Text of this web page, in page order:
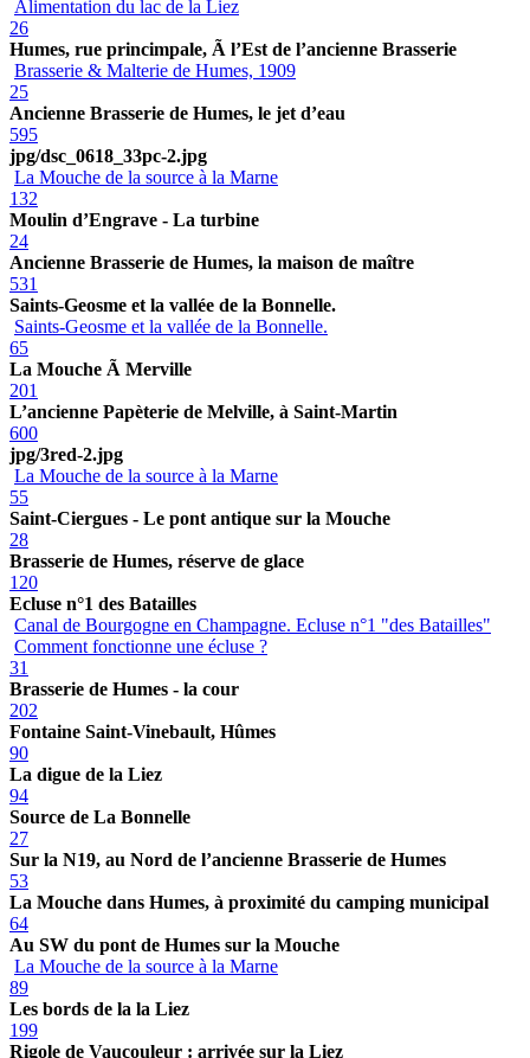
Alimentation du lac de la Liez
26
Humes, rue princimpale, Ã l’Est de l’ancienne Brasserie
Brasserie & Malterie de Humes, 1909
25
Ancienne Brasserie de Humes, le jet d’eau
595
jpg/dsc_0618_33pc-2.jpg
La Mouche de la source à la Marne
132
Moulin d’Engrave - La turbine
24
Ancienne Brasserie de Humes, la maison de maître
531
Saints-Geosme et la vallée de la Bonnelle.
Saints-Geosme et la vallée de la Bonnelle.
65
La Mouche Ã Merville
201
L’ancienne Papèterie de Melville, à Saint-Martin
600
jpg/3red-2.jpg
La Mouche de la source à la Marne
55
Saint-Ciergues - Le pont antique sur la Mouche
28
Brasserie de Humes, réserve de glace
120
Ecluse n°1 des Batailles
Canal de Bourgogne en Champagne. Ecluse n°1 "des Batailles"
Comment fonctionne une écluse ?
31
Brasserie de Humes - la cour
202
Fontaine Saint-Vinebault, Hûmes
90
La digue de la Liez
94
Source de La Bonnelle
27
Sur la N19, au Nord de l’ancienne Brasserie de Humes
53
La Mouche dans Humes, à proximité du camping municipal
64
Au SW du pont de Humes sur la Mouche
La Mouche de la source à la Marne
89
Les bords de la la Liez
199
Rigole de Vaucouleur : arrivée sur la Liez